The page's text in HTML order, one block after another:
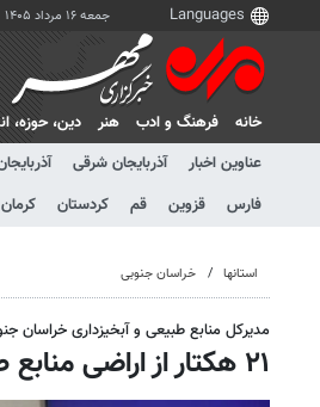
جمعه ۱۶ مرداد ۱۴۰۵
خانه فرهنگ و ادب هنر دين، حوزه،
عناوین اخبار
آذربایجان شرقی
فارس
قزوین قم کردستان کرمان
استانها خراسان جنوبی
مدیرکل منابع طبیعی و آبخیزداری خراسان
۲۱ هکتار از اراضی منابع طبیعی خراسان جنوبی خلع ید شد